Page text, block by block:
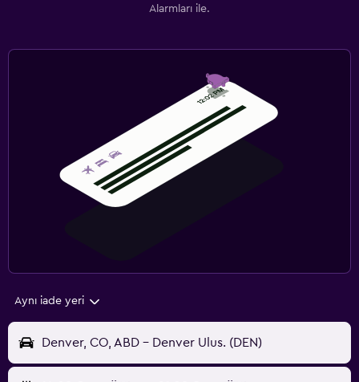
Alarmları ile.
Aynı iade yeri
Denver, CO, ABD - Denver Ulus. (DEN)